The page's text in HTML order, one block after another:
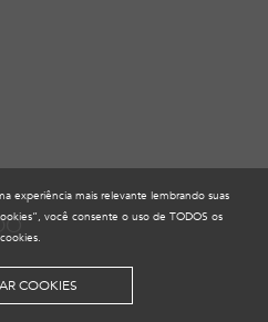
experiência mais relevante lembrando suas
você consente o uso de TODOS os
cookies.
COOKIES